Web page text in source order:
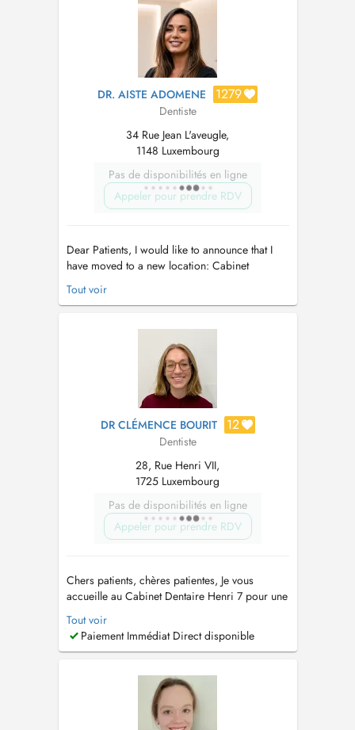
DR. AISTE ADOMENE 1279
Dentiste
34 Rue Jean L'aveugle,
1148 Luxembourg
Pas de disponibilités en ligne
Appeler pour prendre RDV
Dear Patients, I would like to announce that I
have moved to a new location: Cabinet
dentaire Dr. Aiste Adomene 34, Rue Jean
l'Aveugle, L-1148, Limpertsberg If You have any
+352 691 464 026 I look forward to seeing
you soon! Warm reg...
Tout voir
DR CLÉMENCE BOURIT 12
Dentiste
28, Rue Henri VII,
1725 Luxembourg
Pas de disponibilités en ligne
Appeler pour prendre RDV
Chers patients, chères patientes, Je vous
accueille au Cabinet Dentaire Henri 7 pour une
prise en charge globale de votre santé bucco-
dentaire. Je réalise les spécialités suivantes: -
Parodontologie : bilans, traitements des
maintenances parodontales. - S...
Tout voir
Paiement Immédiat Direct disponible